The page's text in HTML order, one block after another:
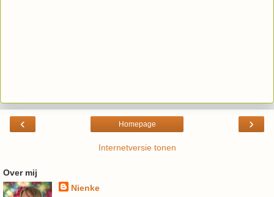
‹ ›
Homepage
Internetversie tonen
Over mij
Nienke